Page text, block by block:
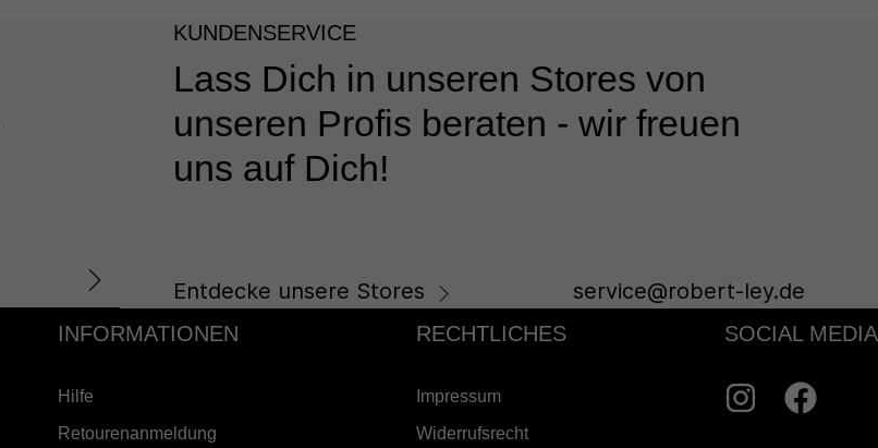
KUNDENSERVICE
Lass Dich in unseren Stores von
unseren Profis beraten - wir freuen
uns auf Dich!
Entdecke unsere Stores service@robert-ley.de
INFORMATIONEN
Hilfe
Retourenanmeldung
RECHTLICHES
Impressum
Widerrufsrecht
SOCIAL MEDIA